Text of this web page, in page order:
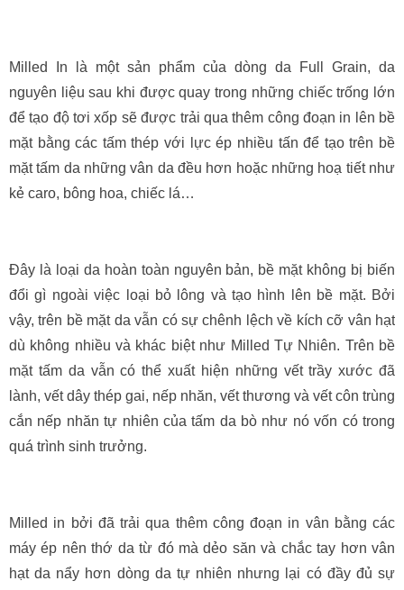
Milled In là một sản phẩm của dòng da Full Grain, da
nguyên liệu sau khi được quay trong những chiếc trống lớn
để tạo độ tơi xốp sẽ được trải qua thêm công đoạn in lên bề
mặt bằng các tấm thép với lực ép nhiều tấn để tạo trên bề
mặt tấm da những vân da đều hơn hoặc những hoạ tiết như
kẻ caro, bông hoa, chiếc lá…
Đây là loại da hoàn toàn nguyên bản, bề mặt không bị biến
đổi gì ngoài việc loại bỏ lông và tạo hình lên bề mặt. Bởi
vậy, trên bề mặt da vẫn có sự chênh lệch về kích cỡ vân hạt
dù không nhiều và khác biệt như Milled Tự Nhiên. Trên bề
mặt tấm da vẫn có thể xuất hiện những vết trầy xước đã
lành, vết dây thép gai, nếp nhăn, vết thương và vết côn trùng
cắn nếp nhăn tự nhiên của tấm da bò như nó vốn có trong
quá trình sinh trưởng.
Milled in bởi đã trải qua thêm công đoạn in vân bằng các
máy ép nên thớ da từ đó mà dẻo săn và chắc tay hơn vân
hạt da nẩy hơn dòng da tự nhiên nhưng lại có đầy đủ sự